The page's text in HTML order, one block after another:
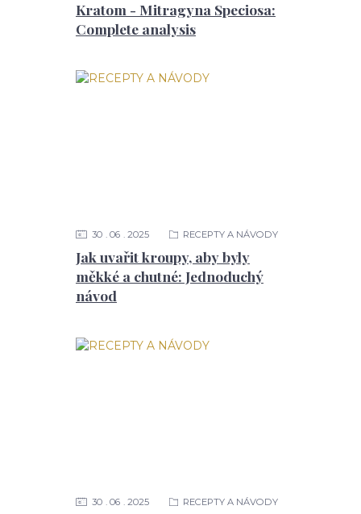
Kratom - Mitragyna Speciosa:
Complete analysis
Jak uvařit kroupy, aby byly
měkké a chutné: Jednoduchý
návod
30 06 2025 RECEPTY A NÁVODY
30 06 2025 RECEPTY A NÁVODY